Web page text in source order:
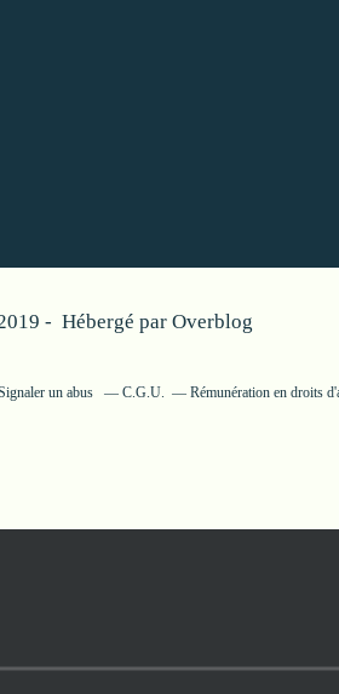
- Hébergé par Overblog
un abus C.G.U. Rémunération en droits